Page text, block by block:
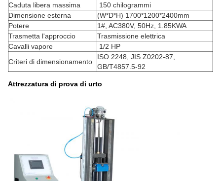
Caduta libera massima
150 chilogrammi
Dimensione esterna
(W*D*H) 1700*1200*2400mm
Potere
1#, AC380V, 50Hz, 1.85KWA
Trasmetta l'approccio
Trasmissione elettrica
Cavalli vapore
1/2 HP
Criteri di dimensionamento
ISO 2248, JIS Z0202-87,
GB/T4857.5-92
Attrezzatura di prova di urto